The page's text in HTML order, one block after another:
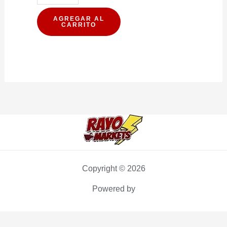
CEREAL
PROTEIN
cantidad
AGREGAR AL
CARRITO
Copyright © 2026
Powered by